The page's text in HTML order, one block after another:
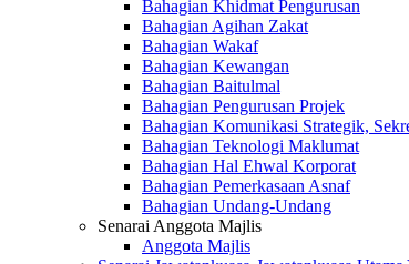
Bahagian Khidmat Pengurusan
Bahagian Agihan Zakat
Bahagian Wakaf
Bahagian Kewangan
Bahagian Baitulmal
Bahagian Pengurusan Projek
Bahagian Komunikasi Strategik,
Bahagian Teknologi Maklumat
Bahagian Hal Ehwal Korporat
Bahagian Pemerkasaan Asnaf
Bahagian Undang-Undang
Senarai Anggota Majlis
Anggota Majlis